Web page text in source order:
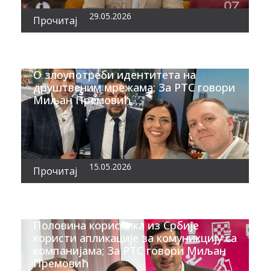
Прочитај 29.05.2026
О злоупотреби идентитета на
друштвеним мрежама; За РТС говори
Миљан Премовић
Прочитај 15.05.2026
Половина корисника из Србије
користи апликације за комуникцију са
компанијама; За РТС говори Миљан
Премовић